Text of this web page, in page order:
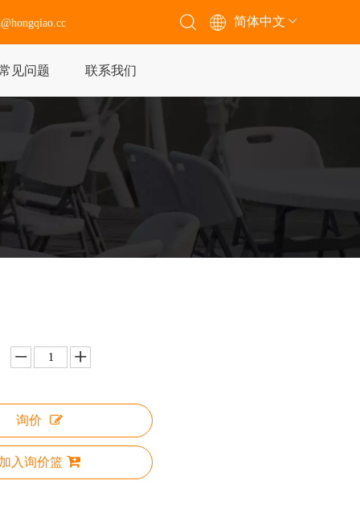
ongqiao.cc 简体中文
见问题 联系我们
询价
入询价篮